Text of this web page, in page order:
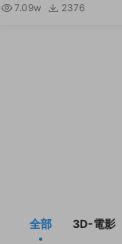
7.09w 2376
全部 3D-電影